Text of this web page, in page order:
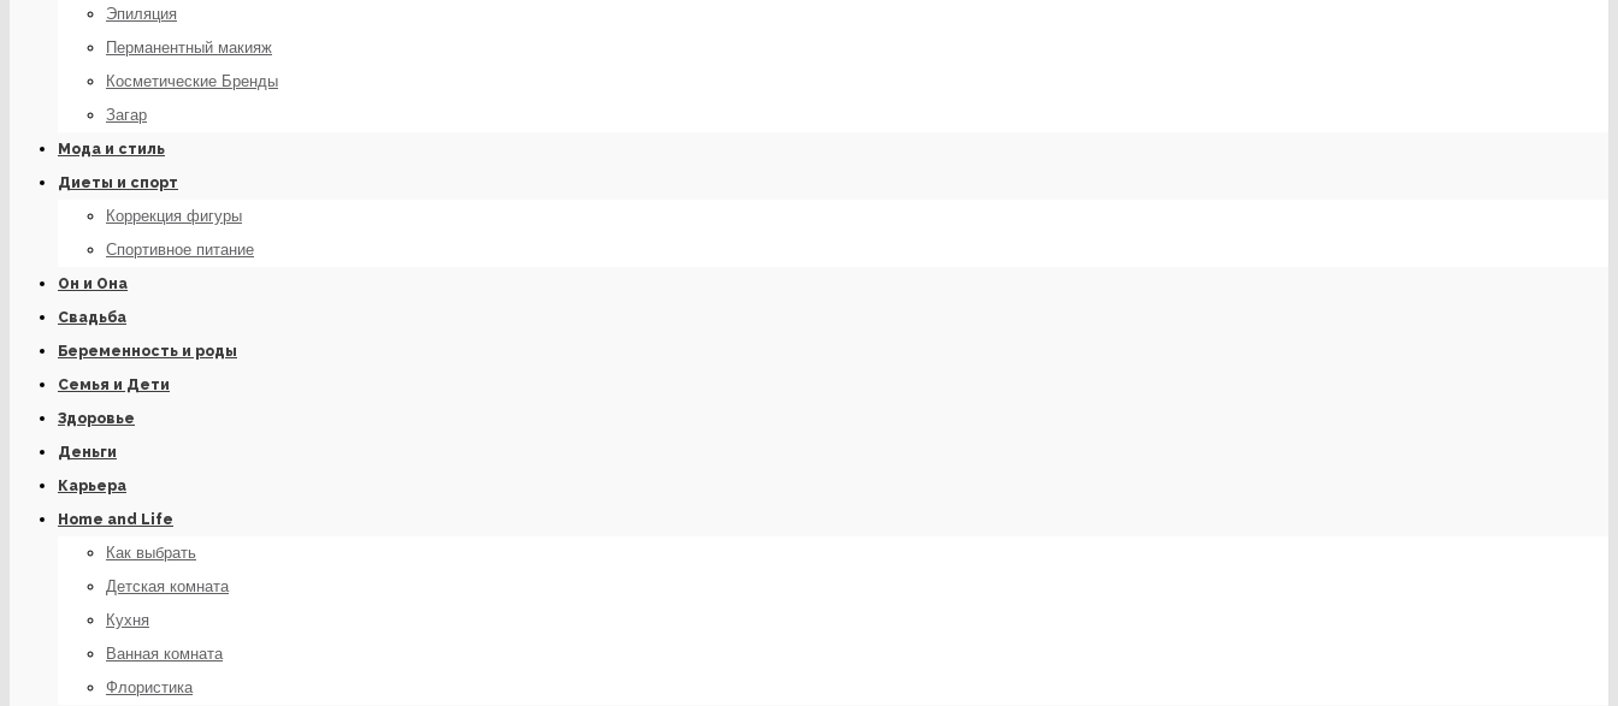
Эпиляция
Перманентный макияж
Косметические Бренды
Загар
Мода и стиль
Диеты и спорт
Коррекция фигуры
Спортивное питание
Он и Она
Свадьба
Беременность и роды
Семья и Дети
Здоровье
Деньги
Карьера
Home and Life
Как выбрать
Детская комната
Кухня
Ванная комната
Флористика